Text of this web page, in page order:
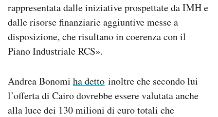
rappresentata dalle iniziative prospettate da IMH e
dalle risorse finanziarie aggiuntive messe a
disposizione, che risultano in coerenza con il
Piano Industriale RCS».
Andrea Bonomi ha detto inoltre che secondo lui
l’offerta di Cairo dovrebbe essere valutata anche
alla luce dei 130 milioni di euro totali che